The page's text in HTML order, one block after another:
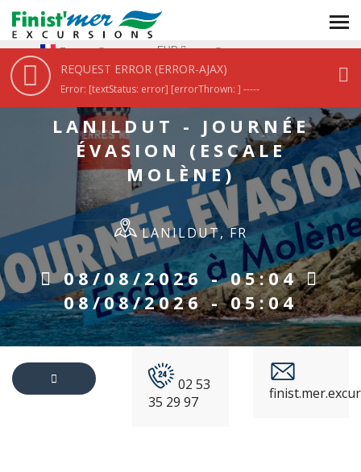
Fr EUR
LANILDUT - JOURNÉE ÉVASION (ESCALE MOLÈNE)
LANILDUT - JOURNÉE
ÉVASION (ESCALE
MOLÈNE)
LANILDUT, FR
08/08/2026 - 05:04
08/08/2026 - 05:04
02 53
35 29 97
REQUEST ERROR (ERROR-AJAX)
Error: [textStatus: error] [errorThrown: ] -----